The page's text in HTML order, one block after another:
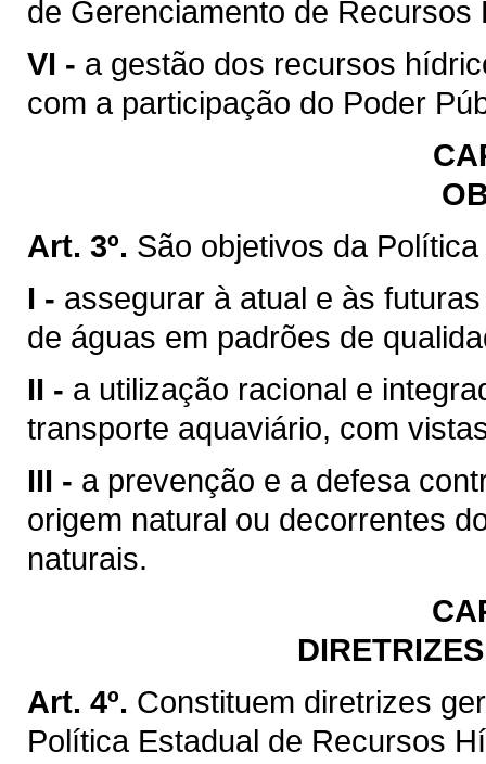
de Gerenciamento de Recursos
VI - a gestão dos recursos
com a participação do Poder
Art. 3º. São objetivos da
I - assegurar à atual e às
de águas em padrões de
II - a utilização racional e
transporte aquaviário, com
III - a prevenção e a defesa
origem natural ou decorrentes
naturais.
Art. 4º. Constituem diretrizes
Política Estadual de Recursos